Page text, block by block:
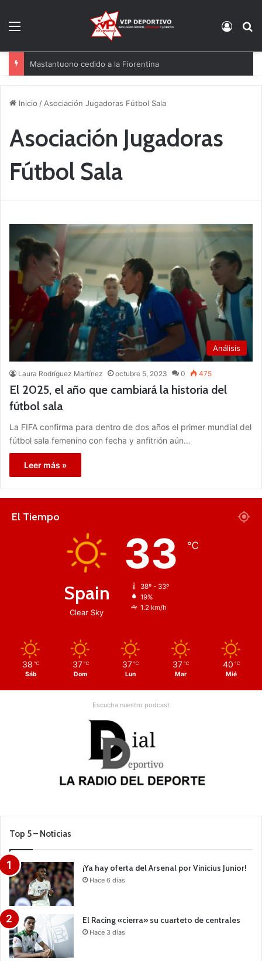
Mastantuono cedido a la Fiorentina
Inicio / Asociación Jugadoras Fútbol Sala
Asociación Jugadoras
Fútbol Sala
Análisis
Laura Rodríguez Martínez octubre 5, 2023 0 475
El 2025, el año que cambiará la historia del
fútbol sala
La FIFA confirma para dentro de dos años el primer mundial del
fútbol sala femenino con fecha y anfitrión aún…
Leer más »
El Tiempo
Spain
Clear Sky
33 ℃
38º - 33º
19%
1.2 km/h
38 ℃
Sáb
37 ℃
Dom
37 ℃
Lun
37 ℃
Mar
40 ℃
Mié
Escucha nuestro podcast
Top 5 – Noticias
¡Ya hay oferta del Arsenal por Vinicius Junior!
Hace 6 días
El Racing «cierra» su cuarteto de centrales
Hace 3 días